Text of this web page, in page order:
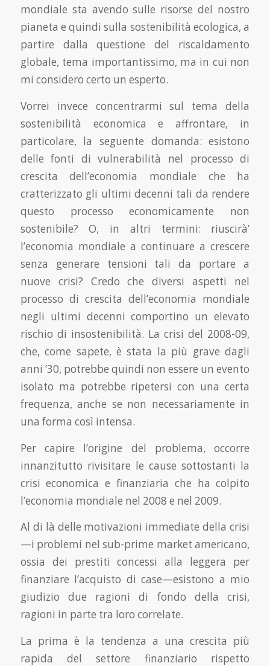
mondiale sta avendo sulle risorse del nostro
pianeta e quindi sulla sostenibilità ecologica, a
partire dalla questione del riscaldamento
globale, tema importantissimo, ma in cui non
mi considero certo un esperto.
Vorrei invece concentrarmi sul tema della
sostenibilità economica e affrontare, in
particolare, la seguente domanda: esistono
delle fonti di vulnerabilità nel processo di
crescita dell’economia mondiale che ha
cratterizzato gli ultimi decenni tali da rendere
questo processo economicamen­te non
sostenibile? O, in altri termini: riuscirà’
l’economia mondiale a continuare a crescere
senza generare tensioni tali da portare a
nuove crisi? Credo che diversi aspetti nel
processo di crescita dell’economia mondiale
negli ultimi decenni comportino un elevato
rischio di insostenibilità. La crisi del 2008-09,
che, come sapete, è stata la più grave dagli
anni ’30, potrebbe quindi non esse­re un evento
isolato ma potrebbe ripetersi con una certa
frequenza, anche se non necessariamen­te in
una forma così intensa.
Per capire l’origine del problema, occorre
innanzitutto rivisitare le cause sottostanti la
crisi econo­mica e finanziaria che ha colpito
l’economia mondiale nel 2008 e nel 2009.
Al di là delle motivazioni immediate della crisi
—i problemi nel sub-prime market americano,
ossia dei prestiti concessi alla leggera per
finanziare l’acquisto di case—esistono a mio
giudizio due ragioni di fondo della crisi,
ragioni in parte tra loro correlate.
La prima è la tendenza a una crescita più
rapida del settore finanziario rispetto